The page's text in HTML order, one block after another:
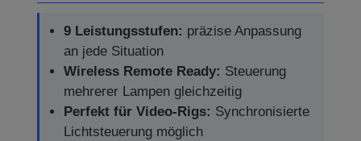
9 Leistungsstufen: präzise Anpassung
an jede Situation
Wireless Remote Ready: Steuerung
mehrerer Lampen gleichzeitig
Perfekt für Video-Rigs: Synchronisierte
Lichtsteuerung möglich